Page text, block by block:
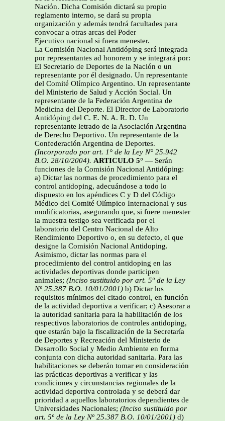
Nación. Dicha Comisión dictará su propio
reglamento interno, se dará su propia
organización y además tendrá facultades para
convocar a otras arcas del Poder
Ejecutivo nacional si fuera menester.
La Comisión Nacional Antidóping será integrada
por representantes ad honorem y se integrará por:
El Secretario de Deportes de la Nación o un
representante por él designado. Un representante
del Comité Olímpico Argentino. Un representante
del Ministerio de Salud y Acción Social. Un
representante de la Federación Argentina de
Medicina del Deporte. El Director de Laboratorio
Antidóping del C. E. N. A. R. D. Un
representante letrado de la Asociación Argentina
de Derecho Deportivo. Un representante de la
Confederación Argentina de Deportes.
(Incorporado por art. 1° de la Ley N° 25.942
B.O. 28/10/2004). ARTICULO 5° — Serán
funciones de la Comisión Nacional Antidóping:
a) Dictar las normas de procedimiento para el
control antidoping, adecuándose a todo lo
dispuesto en los apéndices C y D del Código
Médico del Comité Olímpico Internacional y sus
modificatorias, asegurando que, si fuere menester
la muestra testigo sea verificada por el
laboratorio del Centro Nacional de Alto
Rendimiento Deportivo o, en su defecto, el que
designe la Comisión Nacional Antidoping.
Asimismo, dictar las normas para el
procedimiento del control antidoping en las
actividades deportivas donde participen
animales; (Inciso sustituido por art. 5º de la Ley
Nº 25.387 B.O. 10/01/2001) b) Dictar los
requisitos mínimos del citado control, en función
de la actividad deportiva a verificar; c) Asesorar a
la autoridad sanitaria para la habilitación de los
respectivos laboratorios de controles antidoping,
que estarán bajo la fiscalización de la Secretaría
de Deportes y Recreación del Ministerio de
Desarrollo Social y Medio Ambiente en forma
conjunta con dicha autoridad sanitaria. Para las
habilitaciones se deberán tomar en consideración
las prácticas deportivas a verificar y las
condiciones y circunstancias regionales de la
actividad deportiva controlada y se deberá dar
prioridad a aquellos laboratorios dependientes de
Universidades Nacionales; (Inciso sustituido por
art. 5º de la Ley Nº 25.387 B.O. 10/01/2001) d)